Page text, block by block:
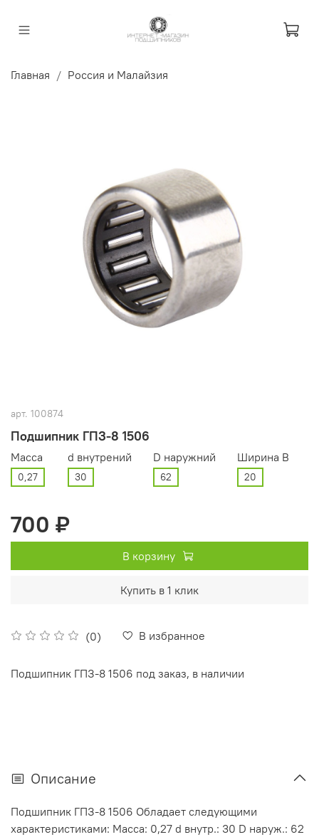
Главная Россия и Малайзия
арт. 100874
Подшипник ГПЗ-8 1506
(0) В избранное
Масса
0,27
d внутрений
30
D наружний
62
Ширина В
20
700 ₽
В корзину
Купить в 1 клик
Подшипник ГПЗ-8 1506 под заказ, в наличии
Описание
Подшипник ГПЗ-8 1506 Обладает следующими
характеристиками: Масса: 0,27 d внутр.: 30 D наруж.: 62